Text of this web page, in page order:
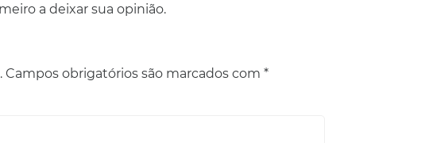
a deixar sua opinião.
Campos obrigatórios são marcados com *